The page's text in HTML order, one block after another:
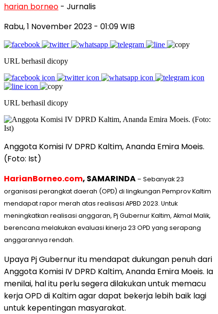
harian borneo - Jurnalis
Rabu, 1 November 2023 - 01:09 WIB
URL berhasil dicopy
URL berhasil dicopy
Anggota Komisi IV DPRD Kaltim, Ananda Emira Moeis.
(Foto: Ist)
HarianBorneo.com, SAMARINDA – Sebanyak 23
organisasi perangkat daerah (OPD) di lingkungan Pemprov Kaltim
mendapat rapor merah atas realisasi APBD 2023. Untuk
meningkatkan realisasi anggaran, Pj Gubernur Kaltim, Akmal Malik,
berencana melakukan evaluasi kinerja 23 OPD yang serapang
anggarannya rendah.
Upaya Pj Gubernur itu mendapat dukungan penuh dari
Anggota Komisi IV DPRD Kaltim, Ananda Emira Moeis. Ia
menilai, hal itu perlu segera dilakukan untuk memacu
kerja OPD di Kaltim agar dapat bekerja lebih baik lagi
untuk kepentingan masyarakat.